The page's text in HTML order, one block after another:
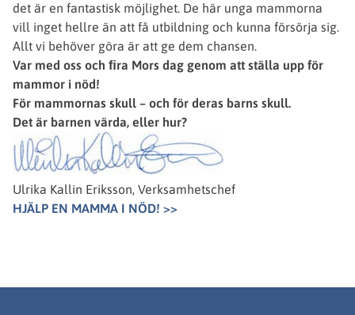
det är en fantastisk möjlighet. De här unga mammorna
vill inget hellre än att få utbildning och kunna försörja sig.
Allt vi behöver göra är att ge dem chansen.
Var med oss och ﬁra Mors dag genom att ställa upp för
mammor i nöd!
För mammornas skull – och för deras barns skull.
Det är barnen värda, eller hur?
Ulrika Kallin Eriksson, Verksamhetschef
HJÄLP EN MAMMA I NÖD! >>